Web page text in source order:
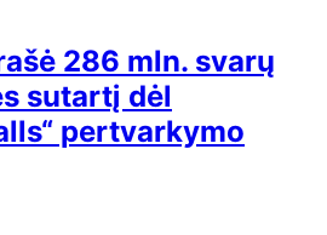
286 mln. svarų
sutartį dėl
pertvarkymo